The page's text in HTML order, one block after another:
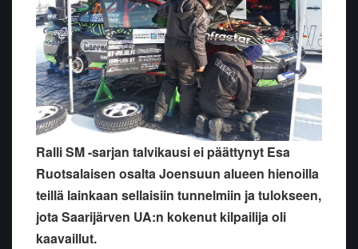
Ralli SM -sarjan talvikausi ei päättynyt Esa
Ruotsalaisen osalta Joensuun alueen hienoilla
teillä lainkaan sellaisiin tunnelmiin ja tulokseen,
jota Saarijärven UA:n kokenut kilpailija oli
kaavaillut.